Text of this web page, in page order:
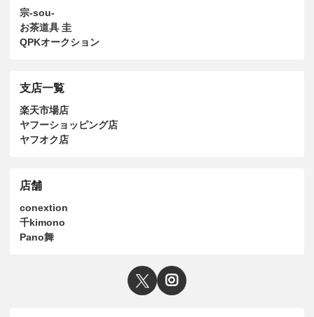
宗-sou-
お茶道具 圭
QPKオークション
支店一覧
楽天市場店
ヤフーショッピング店
ヤフオク店
店舗
conextion
千kimono
Pano舞